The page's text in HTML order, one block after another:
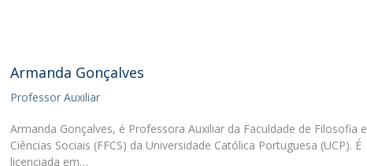
Armanda Gonçalves
Professor Auxiliar
Armanda Gonçalves, é Professora Auxiliar da Faculdade de Filosofia e
Ciências Sociais (FFCS) da Universidade Católica Portuguesa (UCP). É
licenciada em…